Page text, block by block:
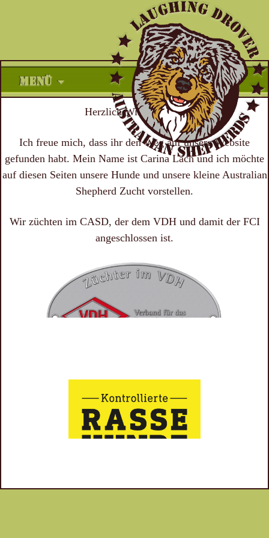
MENÜ
Inhalt
springenHerzlich Willkommen!
Ich freue mich, dass ihr den Weg auf unsere Website
gefunden habt. Mein Name ist Carina Lach und ich möchte
auf diesen Seiten unsere Hunde und unsere kleine Australian
Shepherd Zucht vorstellen.
Wir züchten im CASD, der dem VDH und damit der FCI
angeschlossen ist.